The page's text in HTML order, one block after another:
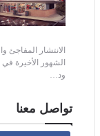
الشهور الأخيرة
ود…
تواصل معنا